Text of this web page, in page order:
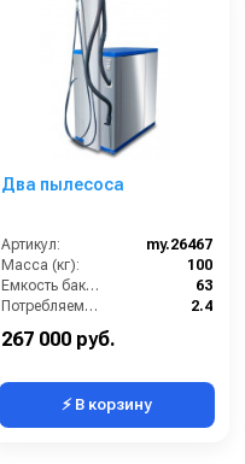
Два пылесоса
Артикул:
my.26467
Масса (кг):
100
Емкость бака для мусора (л):
63
Потребляемая мощность (кВт):
2.4
267 000 руб.
⚡ В корзину